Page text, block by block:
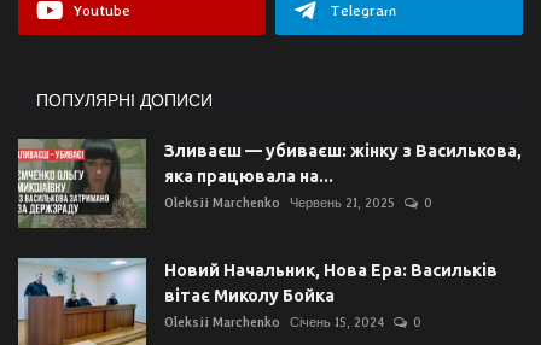
Youtube Telegram
ПОПУЛЯРНІ ДОПИСИ
Зливаєш — убиваєш: жінку з Василькова,
яка працювала на...
Oleksii Marchenko Червень 21, 2025 0
Новий Начальник, Нова Ера: Васильків
вітає Миколу Бойка
Oleksii Marchenko Січень 15, 2024 0